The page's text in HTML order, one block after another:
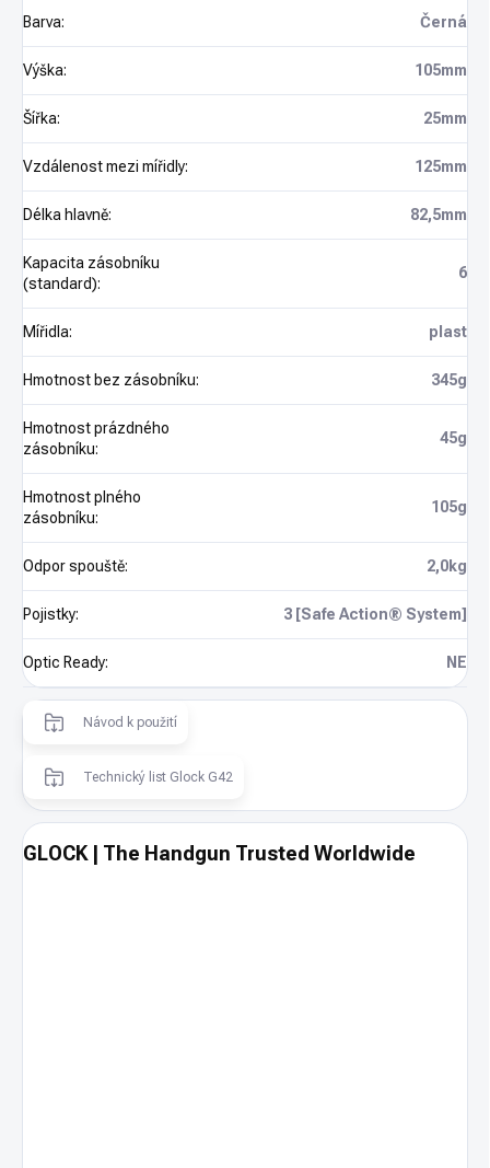
Barva: Černá
Výška: 105mm
Šířka: 25mm
Vzdálenost mezi mířidly: 125mm
Délka hlavně: 82,5mm
Kapacita zásobníku
(standard):
6
Mířidla: plast
Hmotnost bez zásobníku: 345g
Hmotnost prázdného
zásobníku:
45g
Hmotnost plného
zásobníku:
105g
Odpor spouště: 2,0kg
Pojistky: 3 [Safe Action® System]
Optic Ready: NE
Návod k použití
Technický list Glock G42
GLOCK | The Handgun Trusted Worldwide